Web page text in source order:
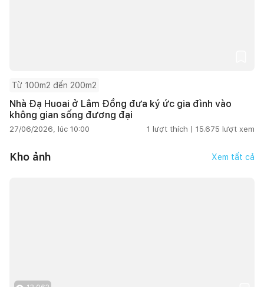
Từ 100m2 đến 200m2
Nhà Đạ Huoai ở Lâm Đồng đưa ký ức gia đình vào
không gian sống đương đại
27/06/2026, lúc 10:00 1 lượt thích | 15.675 lượt xem
Kho ảnh Xem tất cả